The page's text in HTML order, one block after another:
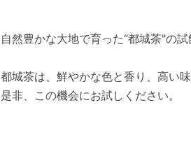
自然豊かな大地で育った“都城茶"の
都城茶は、鮮やかな色と香り、高い味
是非、この機会にお試しください。